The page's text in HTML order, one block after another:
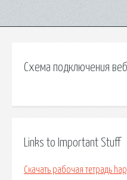
Схема подключения
Links to Important Stuff
Скачать рабочая тетрадь